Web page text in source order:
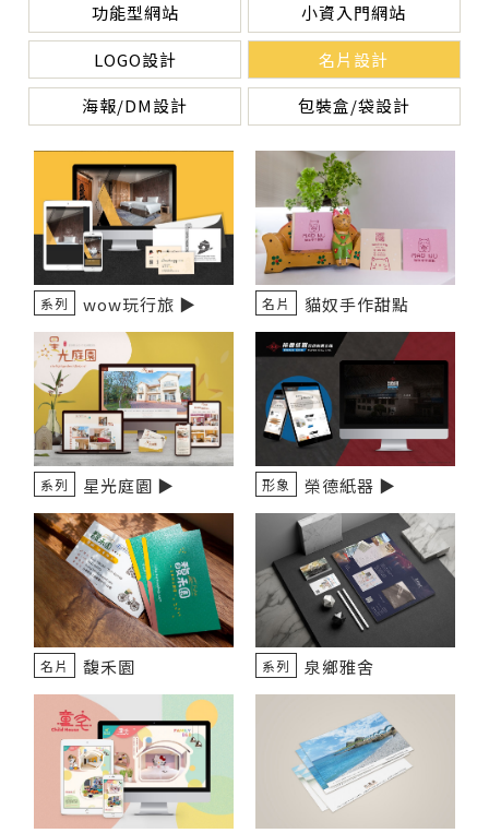
功能型網站 小資入門網站
LOGO設計 名片設計
海報/DM設計 包裝盒/袋設計
wow玩行旅 ▶️
系列 貓奴手作甜點
名片
星光庭園 ▶️
系列 榮德紙器 ▶️
形象
馥禾園
名片 泉鄉雅舍
系列